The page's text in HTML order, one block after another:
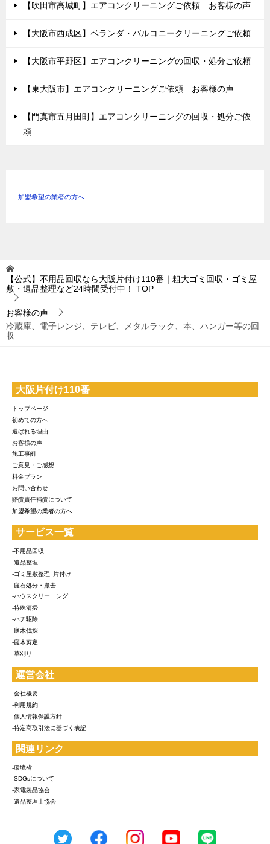
【吹田市高城町】エアコンクリーニングご依頼 お客様の声
【大阪市西成区】ベランダ・バルコニークリーニングご依頼
【大阪市平野区】エアコンクリーニングの回収・処分ご依頼
【東大阪市】エアコンクリーニングご依頼 お客様の声
【門真市五月田町】エアコンクリーニングの回収・処分ご依
頼
加盟希望の業者の方へ
【公式】不用品回収なら大阪片付け110番｜粗大ゴミ回収・ゴミ屋
敷・遺品整理など24時間受付中！
TOP
お客様の声
冷蔵庫、電子レンジ、テレビ、メタルラック、本、ハンガー等の回
収
大阪片付け110番
トップページ
初めての方へ
選ばれる理由
お客様の声
施工事例
ご意見・ご感想
料金プラン
お問い合わせ
賠償責任補償について
加盟希望の業者の方へ
サービス一覧
-不用品回収
-遺品整理
-ゴミ屋敷整理･片付け
-庭石処分・撤去
-ハウスクリーニング
-特殊清掃
-ハチ駆除
-庭木伐採
-庭木剪定
-草刈り
運営会社
-会社概要
-利用規約
-個人情報保護方針
-特定商取引法に基づく表記
関連リンク
-環境省
-SDGsについて
-家電製品協会
-遺品整理士協会